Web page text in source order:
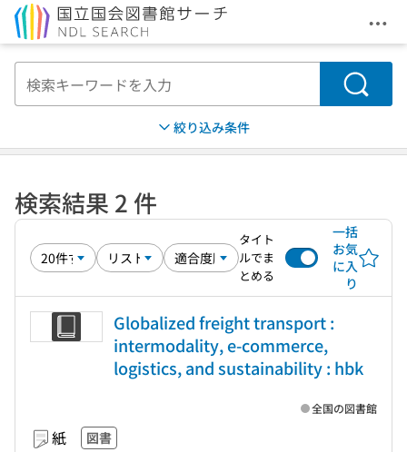
メ
検索
絞り込み条件
検索結果 2 件
タイト
ルでま
とめる
一括
お気
に入
り
Globalized freight transport :
intermodality, e-commerce,
logistics, and sustainability : hbk
紙 図書
全国の図書館